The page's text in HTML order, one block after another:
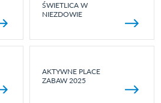
ŚWIETLICA W
NIEZDOWIE
AKTYWNE PLACE
ZABAW 2025